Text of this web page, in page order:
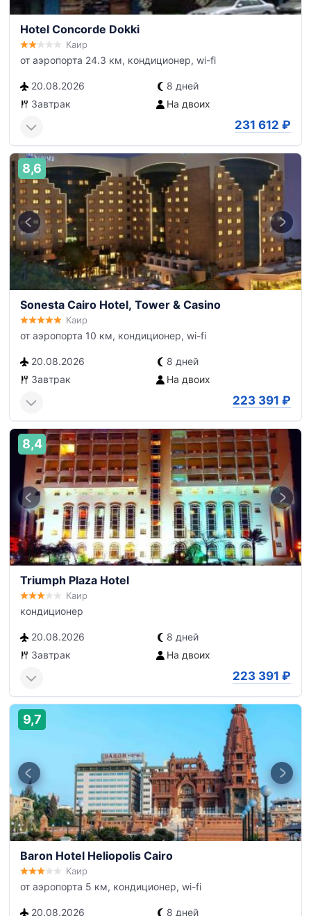
Hotel Concorde Dokki
Каир
от аэропорта 24.3 км, кондиционер, wi-fi
20.08.2026
8 дней
Завтрак
На двоих
231 612 ₽
8,6
Sonesta Cairo Hotel, Tower & Casino
Каир
от аэропорта 10 км, кондиционер, wi-fi
20.08.2026
8 дней
Завтрак
На двоих
223 391 ₽
8,4
Triumph Plaza Hotel
Каир
кондиционер
20.08.2026
8 дней
Завтрак
На двоих
223 391 ₽
9,7
Baron Hotel Heliopolis Cairo
Каир
от аэропорта 5 км, кондиционер, wi-fi
20.08.2026 8 дней